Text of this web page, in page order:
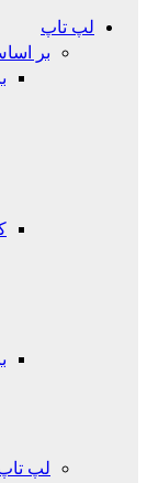
لپ تاپ
بر
لپ